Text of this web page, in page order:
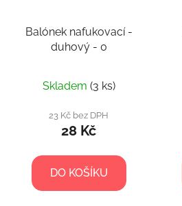
Balónek nafukovací -
duhový - 0
Skladem (3 ks)
23 Kč bez DPH
28 Kč
DO KOŠÍKU